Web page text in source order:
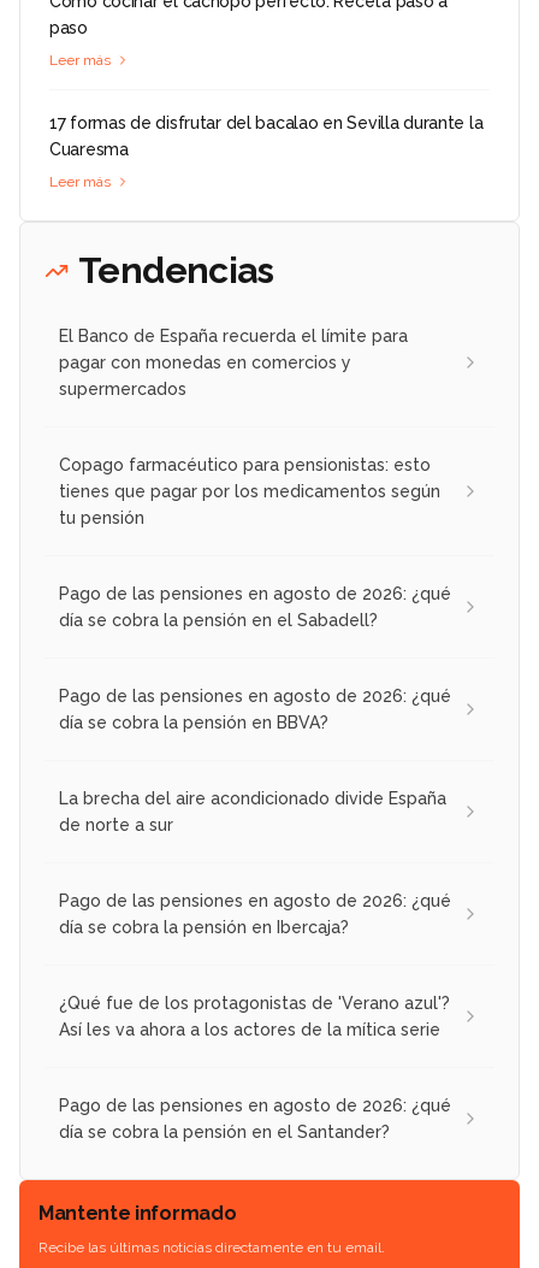
paso
Leer más
17 formas de disfrutar del bacalao en Sevilla durante la
Cuaresma
Leer más
Tendencias
El Banco de España recuerda el límite para
pagar con monedas en comercios y
supermercados
Copago farmacéutico para pensionistas: esto
tienes que pagar por los medicamentos según
tu pensión
Pago de las pensiones en agosto de 2026: ¿qué
día se cobra la pensión en el Sabadell?
Pago de las pensiones en agosto de 2026: ¿qué
día se cobra la pensión en BBVA?
La brecha del aire acondicionado divide España
de norte a sur
Pago de las pensiones en agosto de 2026: ¿qué
día se cobra la pensión en Ibercaja?
¿Qué fue de los protagonistas de 'Verano azul'?
Así les va ahora a los actores de la mítica serie
Pago de las pensiones en agosto de 2026: ¿qué
día se cobra la pensión en el Santander?
Mantente informado
Recibe las últimas noticias directamente en tu email.